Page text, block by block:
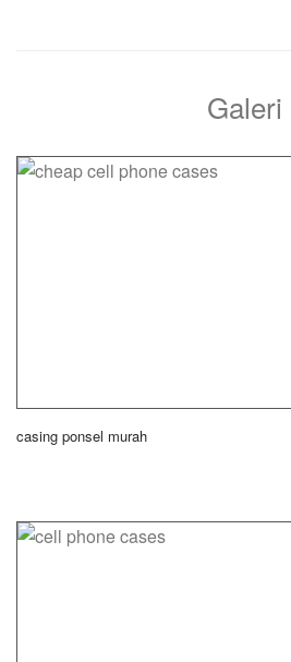
Galeri
casing ponsel murah